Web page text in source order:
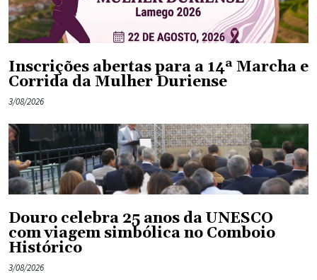
Inscrições abertas para a 14ª Marcha e
Corrida da Mulher Duriense
3/08/2026
Douro celebra 25 anos da UNESCO
com viagem simbólica no Comboio
Histórico
3/08/2026